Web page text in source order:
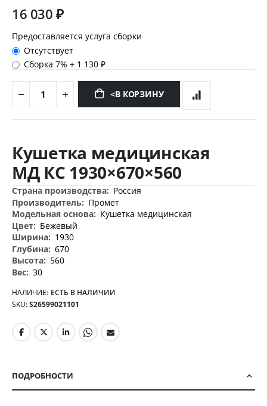
16 030 ₽
Предоставляется услуга сборки
Отсутствует
Сборка 7%+ 1 130 ₽
<В КОРЗИНУ
к
началу
галереи
изображений
Кушетка медицинская
МД КС 1930×670×560
Дополнительная
информация
Россия
Промет
Кушетка медицинская
Бежевый
1930
670
560
30
НАЛИЧИЕ: ЕСТЬ В НАЛИЧИИ
SKU S26599021101
ПОДРОБНОСТИ